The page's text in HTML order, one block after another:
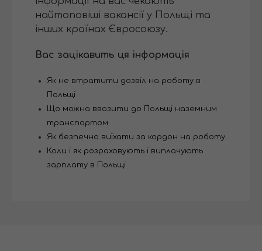
найтоповіші вакансії у Польщі та
інших країнах Євросоюзу.
Вас зацікавить ця інформація
Як не втратити дозвіл на роботу в
Польщі
Що можна ввозити до Польщі наземним
транспортом
Як безпечно виїхати за кордон на роботу
Коли і як розраховують і виплачують
зарплату в Польщі